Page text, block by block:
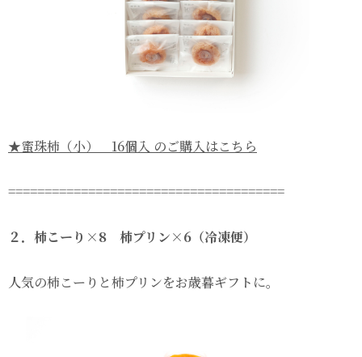
★蜜珠柿（小） 16個入 のご購入はこちら
======================================
２．柿こーり×8 柿プリン×6（冷凍便）
人気の柿こーりと柿プリンをお歳暮ギフトに。